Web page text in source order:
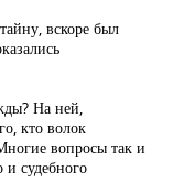
вскоре был
На ней,
кто волок
вопросы так и
и судебного